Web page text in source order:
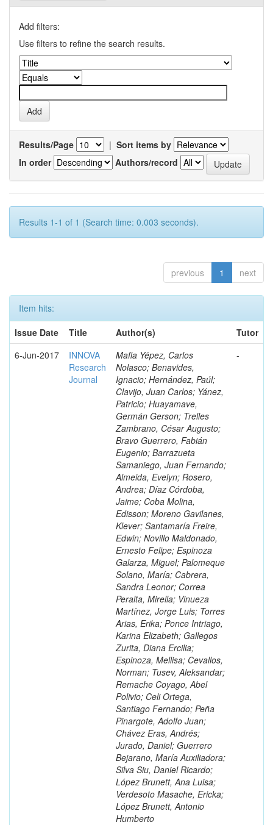
Add filters:
Use filters to refine the search results.
Results/Page | Sort items by
In order
Authors/record
Results 1-1 of 1 (Search time: 0.003 seconds).
previous 1 next
Item hits:
Issue Date
Title Author(s)
Tutor
6-Jun-2017
INNOVA
Research
Journal
Mafla Yépez, Carlos
Nolasco; Benavides,
Ignacio; Hernández, Paúl;
Clavijo, Juan Carlos; Yánez,
Patricio; Huayamave,
Germán Gerson; Trelles
Zambrano, César Augusto;
Bravo Guerrero, Fabián
Eugenio; Barrazueta
Samaniego, Juan Fernando;
Almeida, Evelyn; Rosero,
Andrea; Díaz Córdoba,
Jaime; Coba Molina,
Edisson; Moreno Gavilanes,
Klever; Santamaría Freire,
Edwin; Novillo Maldonado,
Ernesto Felipe; Espinoza
Galarza, Miguel; Palomeque
Solano, María; Cabrera,
Sandra Leonor; Correa
Peralta, Mirella; Vinueza
Martínez, Jorge Luis; Torres
Arias, Erika; Ponce Intriago,
Karina Elizabeth; Gallegos
Zurita, Diana Ercilia;
Espinoza, Mellisa; Cevallos,
Norman; Tusev, Aleksandar;
Remache Coyago, Abel
Polivio; Celi Ortega,
Santiago Fernando; Peña
Pinargote, Adolfo Juan;
Chávez Eras, Andrés;
Jurado, Daniel; Guerrero
Bejarano, María Auxiliadora;
Silva Siu, Daniel Ricardo;
López Brunett, Ana Luisa;
Verdesoto Masache, Ericka;
López Brunett, Antonio
Humberto
-